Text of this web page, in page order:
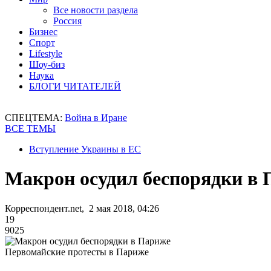
Все новости раздела
Россия
Бизнес
Спорт
Lifestyle
Шоу-биз
Наука
БЛОГИ ЧИТАТЕЛЕЙ
СПЕЦТЕМА: Война в Иране
ВСЕ ТЕМЫ
Вступление Украины в ЕС
Макрон осудил беспорядки в
Корреспондент.net, 2 мая 2018, 04:26
19
9025
Первомайские протесты в Париже